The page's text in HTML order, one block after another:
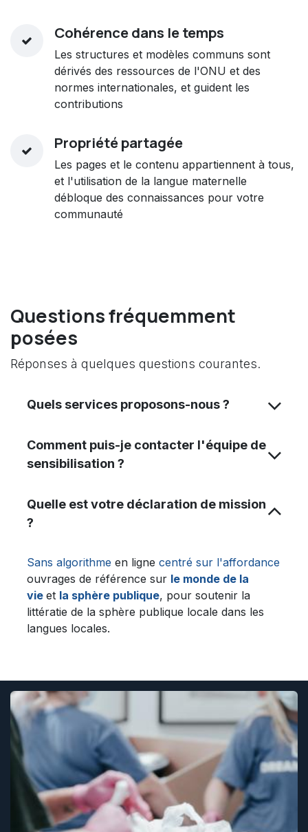
Cohérence dans le temps
Les structures et modèles communs sont
dérivés des ressources de l'ONU et des
normes internationales, et guident les
contributions
Propriété partagée
Les pages et le contenu appartiennent à tous,
et l'utilisation de la langue maternelle
débloque des connaissances pour votre
communauté
Questions fréquemment
posées
Réponses à quelques questions courantes.
Quels services proposons-nous ?
Comment puis-je contacter l'équipe de
sensibilisation ?
Quelle est votre déclaration de mission
?
Sans algorithme en ligne centré sur l'affordance
ouvrages de référence sur le monde de la
vie et la sphère publique, pour soutenir la
littératie de la sphère publique locale dans les
langues locales.